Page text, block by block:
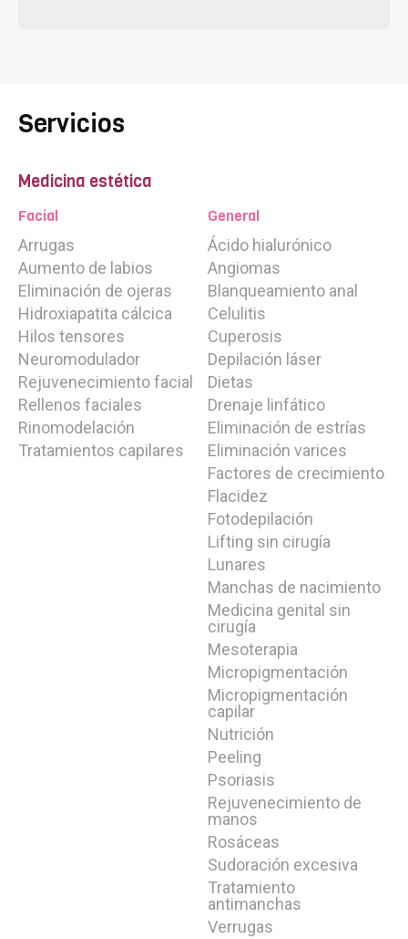
Servicios
Medicina estética
Facial
Arrugas
Aumento de labios
Eliminación de ojeras
Hidroxiapatita cálcica
Hilos tensores
Neuromodulador
Rejuvenecimiento facial
Rellenos faciales
Rinomodelación
Tratamientos capilares
General
Ácido hialurónico
Angiomas
Blanqueamiento anal
Celulitis
Cuperosis
Depilación láser
Dietas
Drenaje linfático
Eliminación de estrías
Eliminación varices
Factores de crecimiento
Flacidez
Fotodepilación
Lifting sin cirugía
Lunares
Manchas de nacimiento
Medicina genital sin
cirugía
Mesoterapia
Micropigmentación
Micropigmentación
capilar
Nutrición
Peeling
Psoriasis
Rejuvenecimiento de
manos
Rosáceas
Sudoración excesiva
Tratamiento
antimanchas
Verrugas